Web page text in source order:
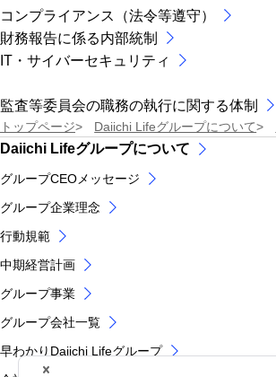
コンプライアンス（法令等遵守）
財務報告に係る内部統制
IT・サイバーセキュリティ
監査等委員会の職務の執行に関する体制
トップページ Daiichi Lifeグループについて
Daiichi Lifeグループについて
グループCEOメッセージ
グループ企業理念
行動規範
中期経営計画
グループ事業
グループ会社一覧
早わかりDaiichi Lifeグループ